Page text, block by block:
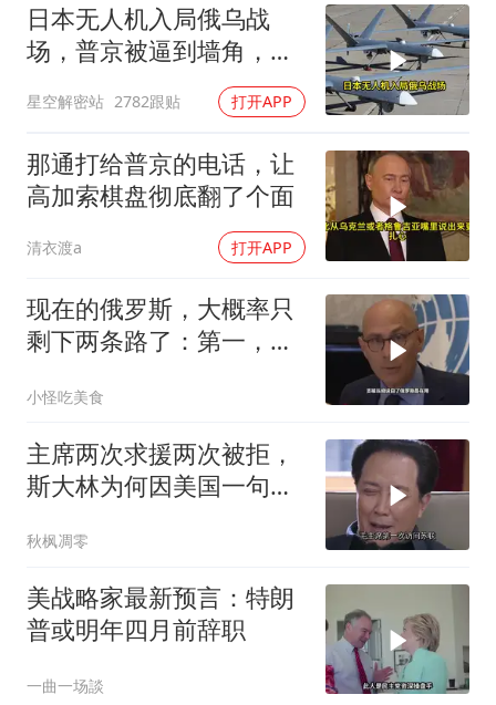
日本无人机入局俄乌战
场，普京被逼到墙角，这
场仗只剩下死战一条路
星空解密站 2782跟贴 打开APP
那通打给普京的电话，让
高加索棋盘彻底翻了个面
清衣渡a 打开APP
现在的俄罗斯，大概率只
剩下两条路了：第一，把
小怪吃美食
主席两次求援两次被拒，
斯大林为何因美国一句话
秋枫凋零
美战略家最新预言：特朗
普或明年四月前辞职
一曲一场談